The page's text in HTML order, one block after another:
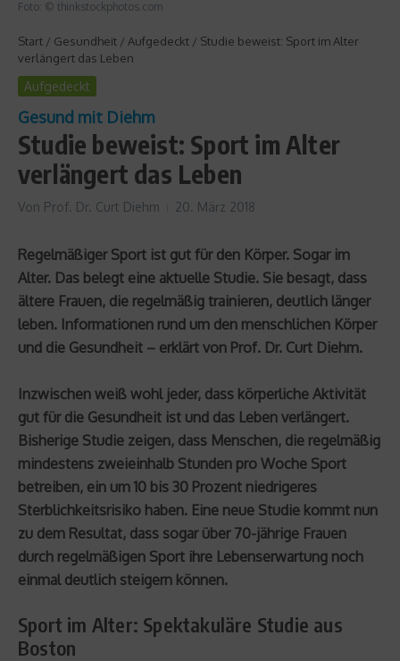
Foto: © thinkstockphotos.com
Start / Gesundheit / Aufgedeckt / Studie beweist: Sport im Alter
verlängert das Leben
Aufgedeckt
Gesund mit Diehm
Studie beweist: Sport im Alter
verlängert das Leben
Von Prof. Dr. Curt Diehm 20. März 2018
Regelmäßiger Sport ist gut für den Körper. Sogar im
Alter. Das belegt eine aktuelle Studie. Sie besagt, dass
ältere Frauen, die regelmäßig trainieren, deutlich länger
leben. Informationen rund um den menschlichen Körper
und die Gesundheit – erklärt von Prof. Dr. Curt Diehm.
Inzwischen weiß wohl jeder, dass körperliche Aktivität
gut für die Gesundheit ist und das Leben verlängert.
Bisherige Studie zeigen, dass Menschen, die regelmäßig
mindestens zweieinhalb Stunden pro Woche Sport
betreiben, ein um 10 bis 30 Prozent niedrigeres
Sterblichkeitsrisiko haben. Eine neue Studie kommt nun
zu dem Resultat, dass sogar über 70-jährige Frauen
durch regelmäßigen Sport ihre Lebenserwartung noch
einmal deutlich steigern können.
Sport im Alter: Spektakuläre Studie aus
Boston